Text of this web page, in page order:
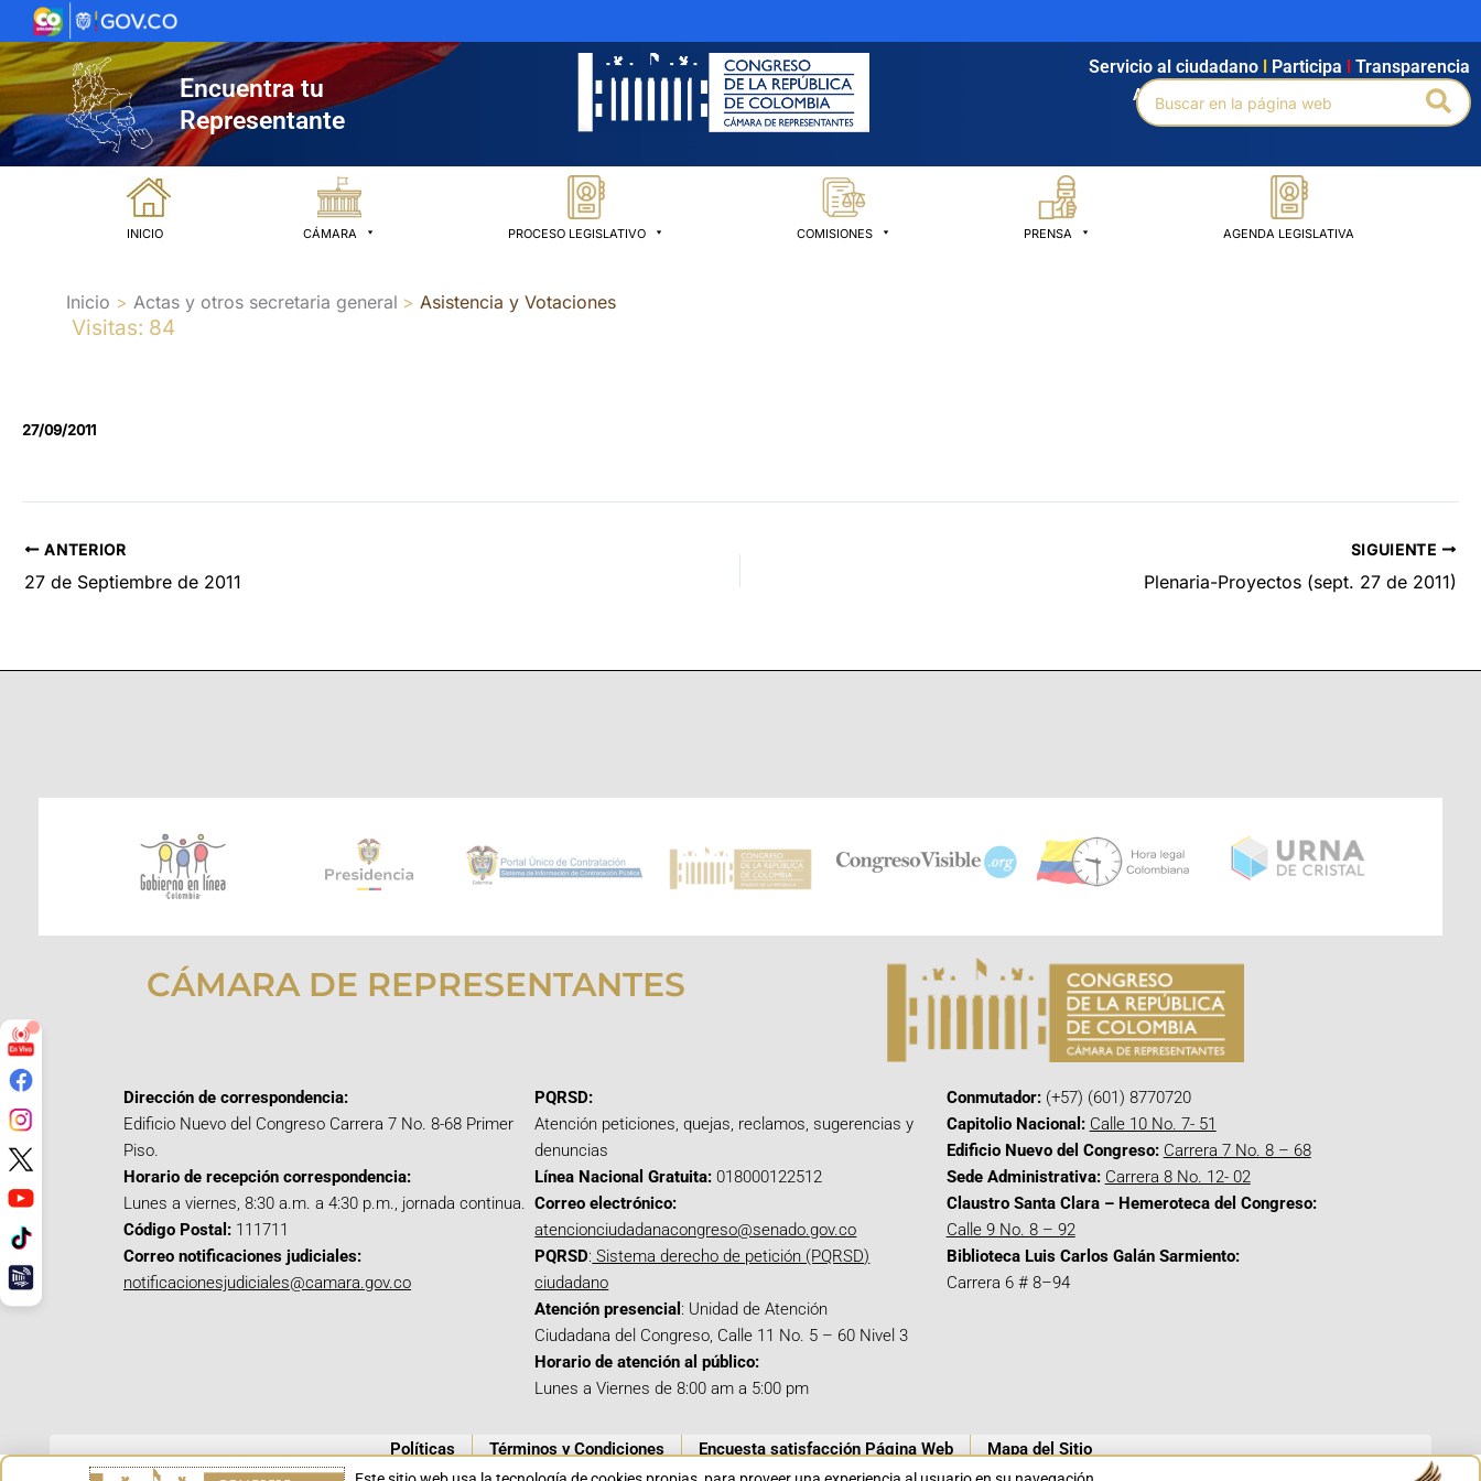
al
contenido
Encuentra tu
Representante
Agendamiento Intranet Búsqueda avanzada
Servicio al ciudadano Participa Transparencia
Buscar
por:
INICIO CÁMARA PROCESO LEGISLATIVO COMISIONES PRENSA AGENDA LEGISLATIVA
Inicio Actas y otros secretaria general Asistencia y Votaciones
Visitas: 84
27/09/2011
ANTERIOR
27 de Septiembre de 2011
SIGUIENTE
Plenaria-Proyectos (sept. 27 de 2011)
CÁMARA DE REPRESENTANTES
Dirección de correspondencia:
Edificio Nuevo del Congreso Carrera 7 No. 8-68 Primer
Piso.
Horario de recepción correspondencia:
Lunes a viernes, 8:30 a.m. a 4:30 p.m., jornada continua.
Código Postal: 111711
Correo notificaciones judiciales:
notificacionesjudiciales@camara.gov.co
PQRSD:
Atención peticiones, quejas, reclamos, sugerencias y
denuncias
Línea Nacional Gratuita: 018000122512
Correo electrónico:
atencionciudadanacongreso@senado.gov.co
PQRSD: Sistema derecho de petición (PQRSD)
ciudadano
Atención presencial : Unidad de Atención
Ciudadana del Congreso, Calle 11 No. 5 – 60 Nivel 3
Horario de atención al público:
Lunes a Viernes de 8:00 am a 5:00 pm
Conmutador:(+57) (601) 8770720
Capitolio Nacional: Calle 10 No. 7- 51
Edificio Nuevo del Congreso: Carrera 7 No. 8 – 68
Sede Administrativa: Carrera 8 No. 12- 02
Claustro Santa Clara – Hemeroteca del Congreso:
Calle 9 No. 8 – 92
Biblioteca Luis Carlos Galán Sarmiento:
Carrera 6 # 8–94
Políticas Términos y Condiciones Encuesta satisfacción Página Web Mapa del Sitio